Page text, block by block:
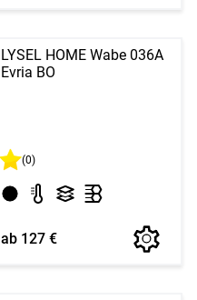
LYSEL HOME Wabe 036A
Evria BO
(0)
ab 127 €